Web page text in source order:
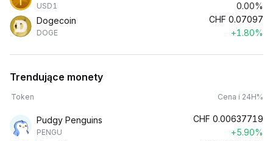
USD1
0.00%
Dogecoin
DOGE
CHF 0.07097
+1.80%
Trendujące monety
Token Cena i 24H%
Pudgy Penguins
PENGU
CHF 0.00637719
+5.90%